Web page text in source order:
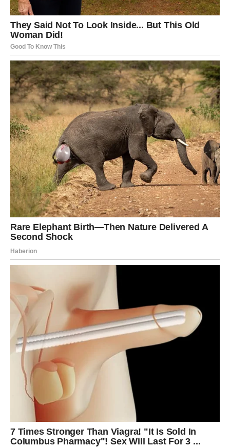
Za Rakove, Škorpije i Vodolije
počinje posebno važan
period suočavanja sa istinom, ali svaki znak dobija priliku
da jasnije vidi svoju situaciju. Zvijezde ne obećavaju čuda
preko noći, ali poručuju da promjene dolaze onda kada ih
prihvatimo, a ne kada ih se bojimo.
Ponekad je upravo iskrena istina najveći poklon koji
možemo dobiti.